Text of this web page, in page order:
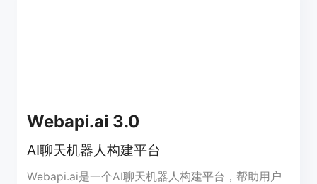
Webapi.ai 3.0
AI聊天机器人构建平台
Webapi.ai是一个AI聊天机器人构建平台，帮助用户